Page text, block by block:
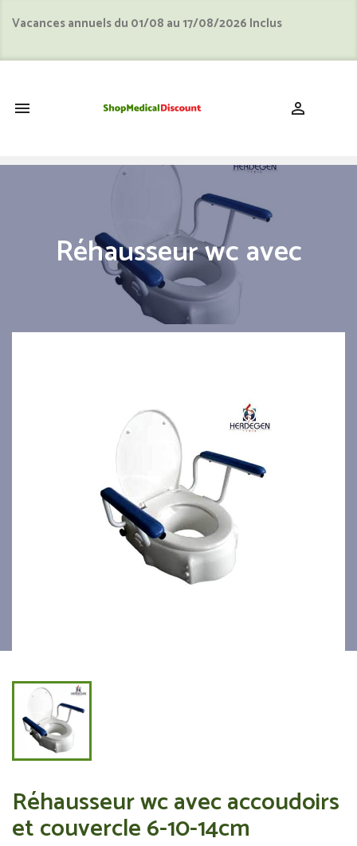
Vacances annuels du 01/08 au 17/08/2026 Inclus
 
Réhausseur wc avec
accoudoirs et couvercle 6-
10-14cm
Réhausseur wc avec accoudoirs
et couvercle 6-10-14cm